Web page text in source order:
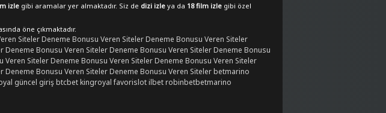
izle gibi aramalar yer almaktadır. Siz de dizi izle ya da 18 film izle gibi özel
öne çıkmaktadır.
SitelerDeneme Bonusu Veren SitelerDeneme Bonusu Veren Siteler
Deneme Bonusu Veren SitelerDeneme Bonusu Veren SitelerDeneme Bonusu
Veren SitelerDeneme Bonusu Veren SitelerDeneme Bonusu Veren Siteler
Deneme Bonusu Veren SitelerDeneme Bonusu Veren Sitelerbetmarino
güncel girişbtcbetkingroyal favorislotilbetrobinbetbetmarino